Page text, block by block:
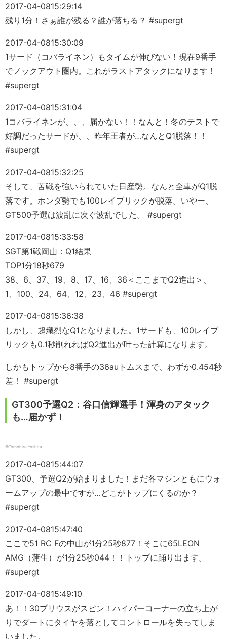
2017-04-0815:29:14
残り1分！さぁ誰が残る？誰が落ちる？ #supergt
2017-04-0815:30:09
1サード（コバライネン）もタイムが伸びない！現在9番手
でノックアウト圏内。これがラストアタックになります！
#supergt
2017-04-0815:31:04
1コバライネンが、、、届かない！！なんと！冬のテストで
好調だったサードが、、昨年王者が…なんとQ1脱落！！
#supergt
2017-04-0815:32:25
そして、苦戦を強いられていた日産勢。なんと全車がQ1脱
落です。ホンダ勢でも100レイブリックが脱落。いやー、
GT500予選は波乱に次ぐ波乱でした。 #supergt
2017-04-0815:33:58
SGT第1戦岡山：Q1結果
TOP1分18秒679
38、6、37、19、8、17、16、36＜ここまでQ2進出＞、
1、100、24、64、12、23、46 #supergt
2017-04-0815:36:38
しかし、超熾烈なQ1となりました。1サードも、100レイブ
リックも0.1秒削れればQ2進出が叶った計算になります。
しかもトップから8番手の36auトムスまで、わずか0.454秒
差！ #supergt
GT300予選Q2：谷口信輝選手！渾身のアタック
も…届かず！
©Tomohiro Yoshita
2017-04-0815:44:07
GT300、予選Q2が始まりました！まだ各マシンともにウォ
ームアップの最中ですが…どこがトップにくるのか？
#supergt
2017-04-0815:47:40
ここで51 RC Fの中山が1分25秒877！そこに65LEON
AMG（蒲生）が1分25秒044！！トップに踊り出ます。
#supergt
2017-04-0815:49:10
あ！！30プリウスがスピン！ハイパーコーナーの立ち上が
りでダートにタイヤを落としてコントロールを失ってしま
いました。